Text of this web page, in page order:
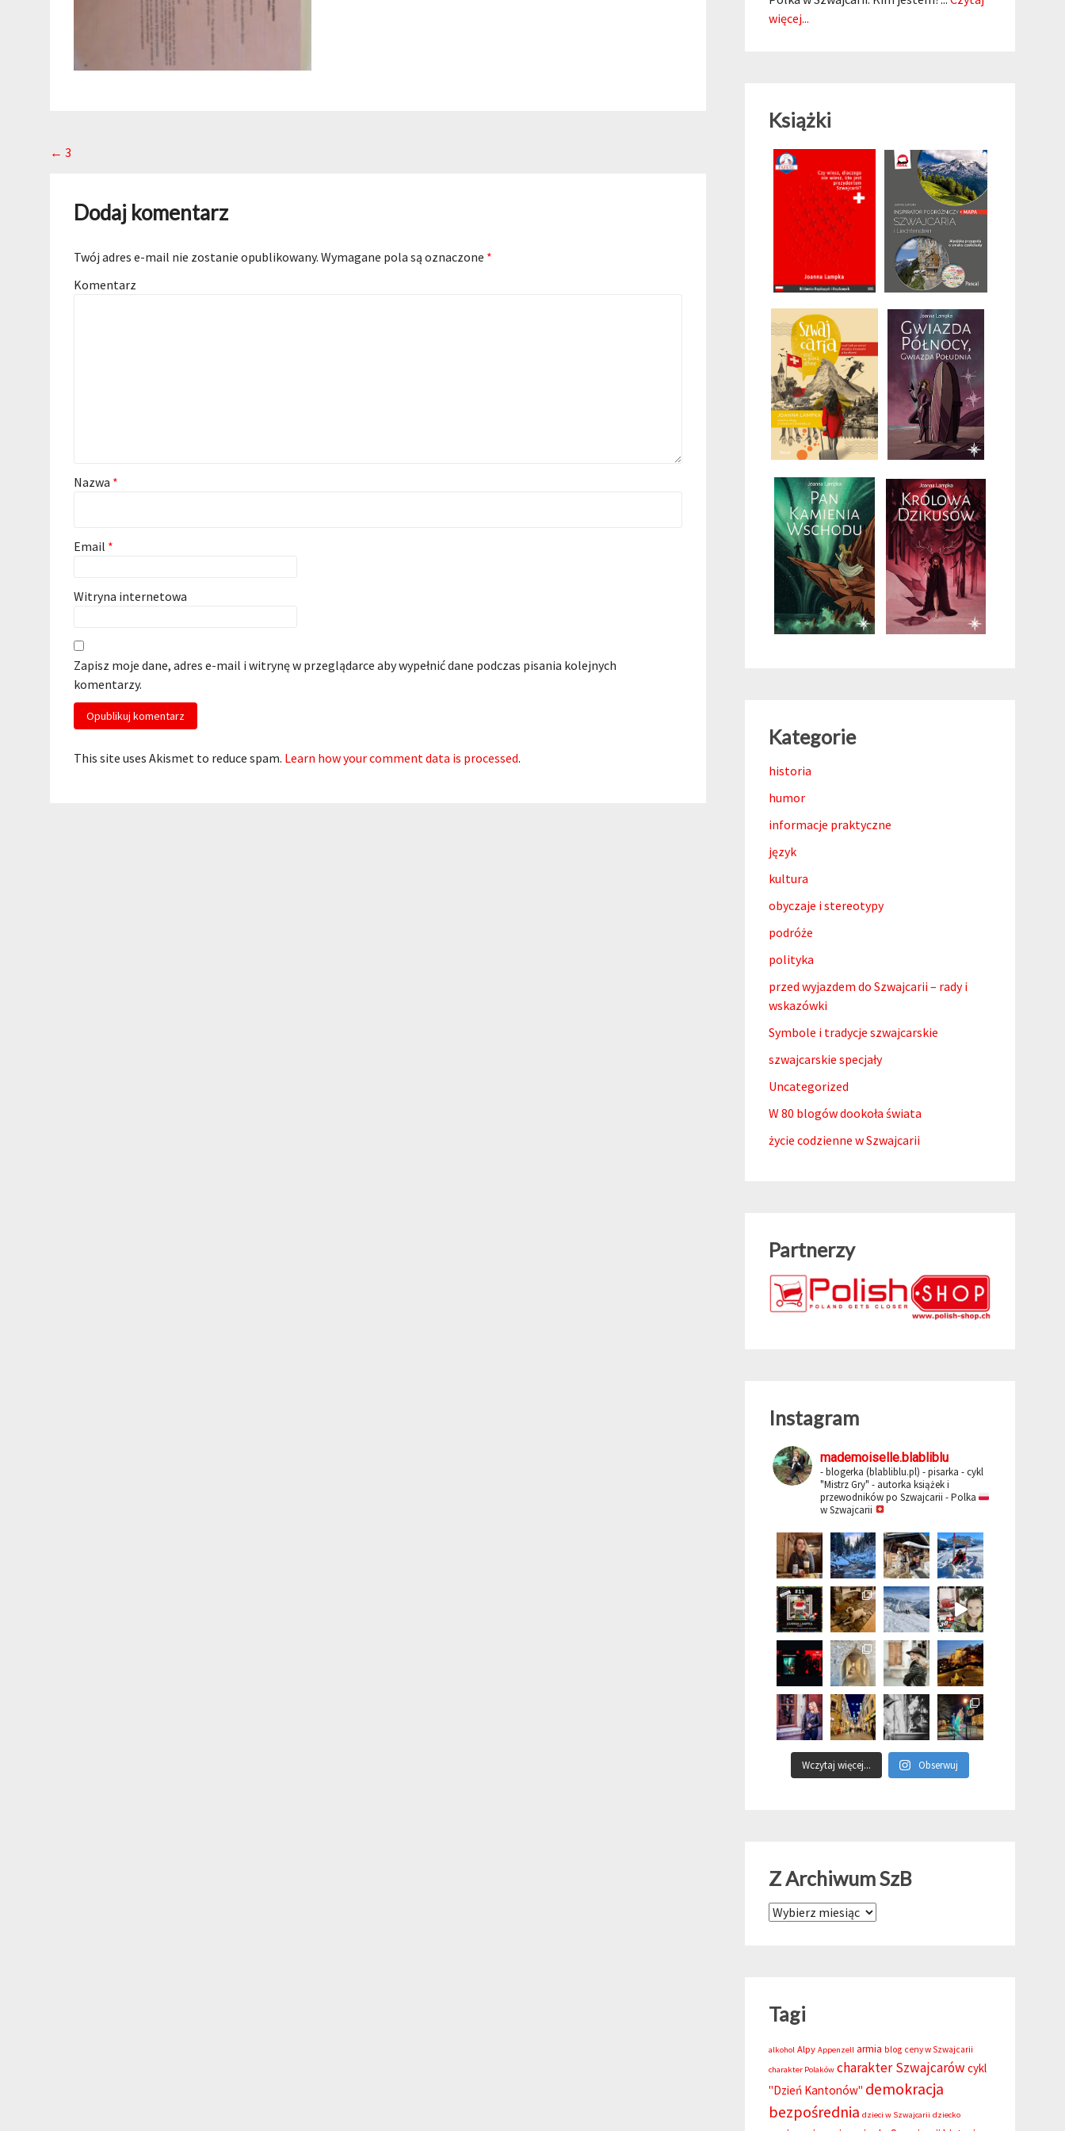
Post navigation
← 3
Dodaj komentarz
Twój adres e-mail nie zostanie opublikowany. Wymagane pola są oznaczone *
Komentarz
Nazwa *
Email *
Witryna internetowa
Zapisz moje dane, adres e-mail i witrynę w przeglądarce aby wypełnić dane podczas pisania kolejnych
komentarzy.
This site uses Akismet to reduce spam. Learn how your comment data is processed.
więcej...
Książki
Kategorie
historia
humor
informacje praktyczne
język
kultura
obyczaje i stereotypy
podróże
polityka
przed wyjazdem do Szwajcarii – rady i
wskazówki
Symbole i tradycje szwajcarskie
szwajcarskie specjały
Uncategorized
W 80 blogów dookoła świata
życie codzienne w Szwajcarii
Partnerzy
Instagram
mademoiselle.blabliblu
- blogerka (blabliblu.pl) - pisarka - cykl
"Mistrz Gry" - autorka książek i
przewodników po Szwajcarii - Polka
w Szwajcarii
Wczytaj więcej... Obserwuj
Z Archiwum SzB
Z Archiwum SzB
Tagi
alkohol Alpy Appenzell armia blog ceny w Szwajcarii
charakter Polaków charakter Szwajcarów cykl
"Dzień Kantonów" demokracja
bezpośrednia dzieci w Szwajcarii dziecko